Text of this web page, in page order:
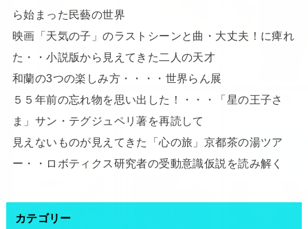
ら始まった民藝の世界
映画「天気の子」のラストシーンと曲・大丈夫！に痺れ
た・・小説版から見えてきた二人の天才
和蘭の3つの楽しみ方・・・・世界らん展
５５年前の忘れ物を思い出した！・・・「星の王子さ
ま」サン・テグジュペリ著を再読して
見えないものが見えてきた「心の旅」京都茶の湯ツア
ー・・ロボティクス研究者の受動意識仮説を読み解く
カテゴリー